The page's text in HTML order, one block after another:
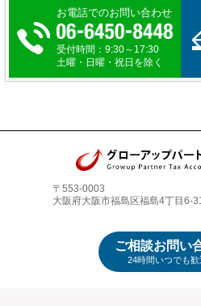
お電話でのお問い合わせ
受付時間：9:30～17:30
土曜・日曜・祝日を除く
〒553-0003
大阪府大阪市福島区福島4丁目6-31
ご相談お問い
24時間いつでも歓